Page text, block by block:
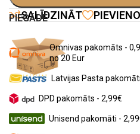
SALĪDZINĀT
PIEGĀDE
Omnivas pakomāts -
no 20 Eur
Latvijas Pasta
DPD pakomāts - 2,99€
Unisend pakomāti -